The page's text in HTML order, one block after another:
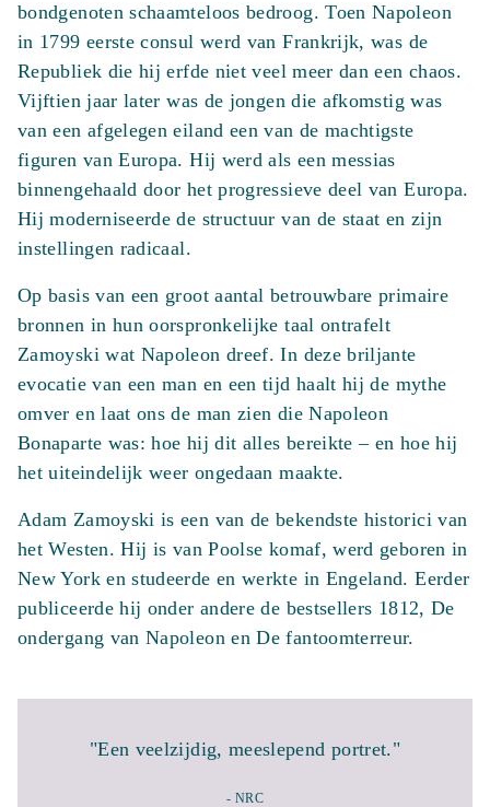
bondgenoten schaamteloos bedroog. Toen Napoleon
in 1799 eerste consul werd van Frankrijk, was de
Republiek die hij erfde niet veel meer dan een chaos.
Vijftien jaar later was de jongen die afkomstig was
van een afgelegen eiland een van de machtigste
figuren van Europa. Hij werd als een messias
binnengehaald door het progressieve deel van Europa.
Hij moderniseerde de structuur van de staat en zijn
instellingen radicaal.
Op basis van een groot aantal betrouwbare primaire
bronnen in hun oorspronkelijke taal ontrafelt
Zamoyski wat Napoleon dreef. In deze briljante
evocatie van een man en een tijd haalt hij de mythe
omver en laat ons de man zien die Napoleon
Bonaparte was: hoe hij dit alles bereikte – en hoe hij
het uiteindelijk weer ongedaan maakte.
Adam Zamoyski is een van de bekendste historici van
het Westen. Hij is van Poolse komaf, werd geboren in
New York en studeerde en werkte in Engeland. Eerder
publiceerde hij onder andere de bestsellers 1812, De
ondergang van Napoleon en De fantoomterreur.
"Een veelzijdig, meeslepend portret."
- NRC